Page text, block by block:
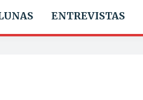
ENTREVISTAS